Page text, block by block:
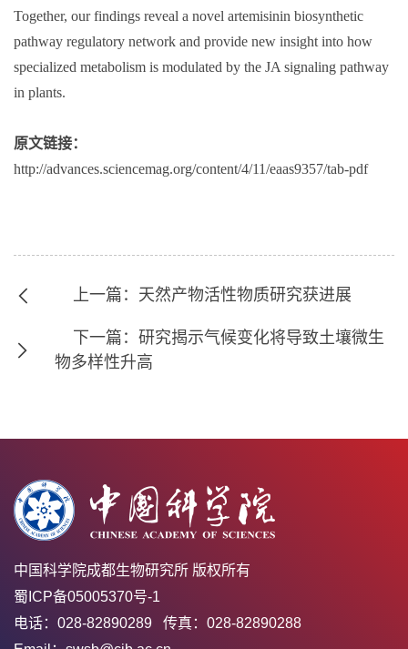
Together, our findings reveal a novel artemisinin biosynthetic
pathway regulatory network and provide new insight into how
specialized metabolism is modulated by the JA signaling pathway
in plants.
原文链接：
http://advances.sciencemag.org/content/4/11/eaas9357/tab-pdf
上一篇：天然产物活性物质研究获进展
下一篇：研究揭示气候变化将导致土壤微生
物多样性升高
中国科学院成都生物研究所 版权所有
蜀ICP备05005370号-1
电话：028-82890289 传真：028-82890288